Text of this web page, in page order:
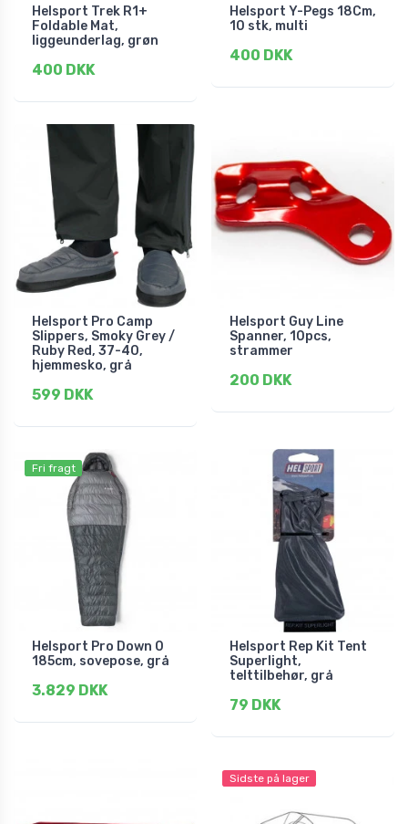
Helsport Trek R1+
Foldable Mat,
liggeunderlag, grøn
400 DKK
Helsport Y-Pegs 18Cm,
10 stk, multi
400 DKK
Helsport Pro Camp
Slippers, Smoky Grey /
Ruby Red, 37-40,
hjemmesko, grå
599 DKK
Helsport Guy Line
Spanner, 10pcs,
strammer
200 DKK
Fri fragt
Helsport Pro Down 0
185cm, sovepose, grå
3.829 DKK
Helsport Rep Kit Tent
Superlight,
telttilbehør, grå
79 DKK
Sidste på lager